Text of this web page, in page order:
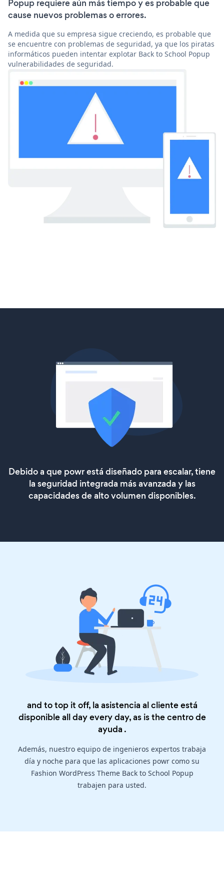
Popup requiere aún más tiempo y es probable que
cause nuevos problemas o errores.
A medida que su empresa sigue creciendo, es probable que
se encuentre con problemas de seguridad, ya que los piratas
informáticos pueden intentar explotar Back to School Popup
vulnerabilidades de seguridad.
Debido a que powr está diseñado para escalar, tiene
la seguridad integrada más avanzada y las
capacidades de alto volumen disponibles.
and to top it off, la asistencia al cliente está
disponible all day every day, as is thecentro de
ayuda .
Además, nuestro equipo de ingenieros expertos trabaja
día y noche para que las aplicaciones powr como su
Fashion WordPress Theme Back to School Popup
trabajen para usted.